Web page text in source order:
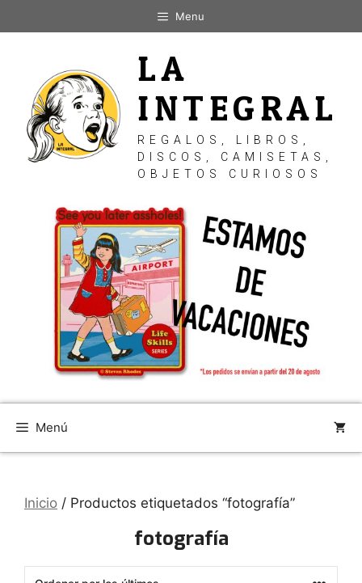
al
Menu
LA
INTEGRAL
REGALOS, LIBROS,
DISCOS, CAMISETAS,
OBJETOS CURIOSOS
Menú
Inicio / Productos etiquetados “fotografía”
fotografía